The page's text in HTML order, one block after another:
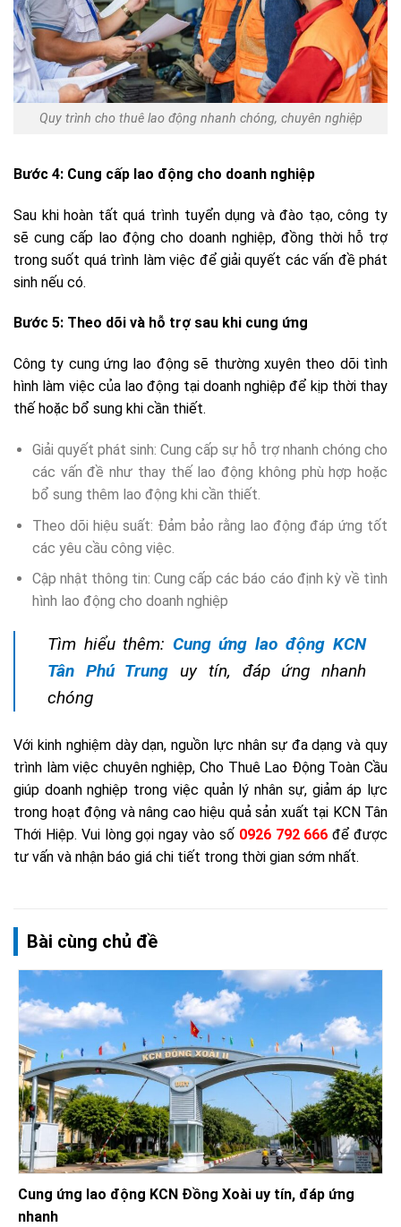
Quy trình cho thuê lao động nhanh chóng, chuyên nghiệp
Bước 4: Cung cấp lao động cho doanh nghiệp
Sau khi hoàn tất quá trình tuyển dụng và đào tạo, công ty
sẽ cung cấp lao động cho doanh nghiệp, đồng thời hỗ trợ
trong suốt quá trình làm việc để giải quyết các vấn đề phát
sinh nếu có.
Bước 5: Theo dõi và hỗ trợ sau khi cung ứng
Công ty cung ứng lao động sẽ thường xuyên theo dõi tình
hình làm việc của lao động tại doanh nghiệp để kịp thời thay
thế hoặc bổ sung khi cần thiết.
Giải quyết phát sinh: Cung cấp sự hỗ trợ nhanh chóng cho
các vấn đề như thay thế lao động không phù hợp hoặc
bổ sung thêm lao động khi cần thiết.
Theo dõi hiệu suất: Đảm bảo rằng lao động đáp ứng tốt
các yêu cầu công việc.
Cập nhật thông tin: Cung cấp các báo cáo định kỳ về tình
hình lao động cho doanh nghiệp
Tìm hiểu thêm: Cung ứng lao động KCN
Tân Phú Trung uy tín, đáp ứng nhanh
chóng
Với kinh nghiệm dày dạn, nguồn lực nhân sự đa dạng và quy
trình làm việc chuyên nghiệp, Cho Thuê Lao Động Toàn Cầu
giúp doanh nghiệp trong việc quản lý nhân sự, giảm áp lực
trong hoạt động và nâng cao hiệu quả sản xuất tại KCN Tân
Thới Hiệp. Vui lòng gọi ngay vào số 0926 792 666 để được
tư vấn và nhận báo giá chi tiết trong thời gian sớm nhất.
Bài cùng chủ đề
Cung ứng lao động KCN Đồng Xoài uy tín, đáp ứng
nhanh